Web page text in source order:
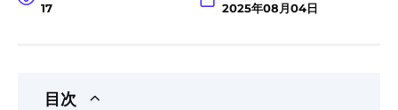
17 2025年08月04日
目次